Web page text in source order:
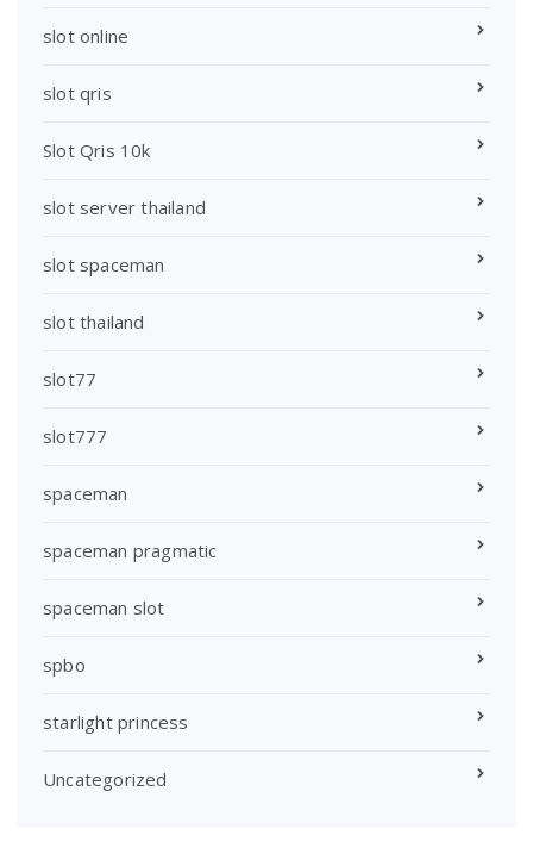
slot online
slot qris
Slot Qris 10k
slot server thailand
slot spaceman
slot thailand
slot77
slot777
spaceman
spaceman pragmatic
spaceman slot
spbo
starlight princess
Uncategorized